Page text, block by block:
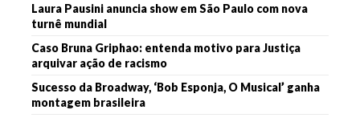
Laura Pausini anuncia show em São Paulo com nova
turnê mundial
Caso Bruna Griphao: entenda motivo para Justiça
arquivar ação de racismo
Sucesso da Broadway, ‘Bob Esponja, O Musical’ ganha
montagem brasileira